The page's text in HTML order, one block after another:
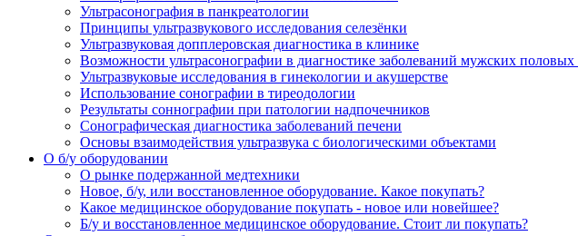
Ультрасонография в панкреатологии
Принципы ультразвукового исследования селезёнки
Ультразвуковая допплеровская диагностика в клинике
Возможности ультрасонографии в диагностике заболеваний мужских
Ультразвуковые исследования в гинекологии и акушерстве
Использование сонографии в тиреодологии
Результаты соннографии при патологии надпочечников
Сонографическая диагностика заболеваний печени
Основы взаимодействия ультразвука с биологическими объектами
O б/у оборудовании
О рынке подержанной медтехники
Новое, б/у, или восстановленное оборудование. Какое покупать?
Какое медицинское оборудование покупать - новое или новейшее?
Б/у и восстановленное медицинское оборудование. Стоит ли покупать?